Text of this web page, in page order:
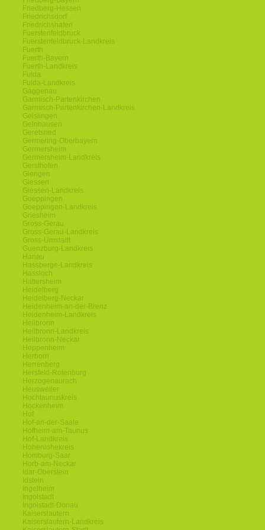
Friedberg-Hessen
Friedrichsdorf
Friedrichshafen
Fuerstenfeldbruck
Fuerstenfeldbruck-Landkreis
Fuerth
Fuerth-Bayern
Fuerth-Landkreis
Fulda
Fulda-Landkreis
Gaggenau
Garmisch-Partenkirchen
Garmisch-Partenkirchen-Landkreis
Geislingen
Gelnhausen
Geretsried
Germering-Oberbayern
Germersheim
Germersheim-Landkreis
Gersthofen
Giengen
Giessen
Giessen-Landkreis
Goeppingen
Goeppingen-Landkreis
Griesheim
Gross-Gerau
Gross-Gerau-Landkreis
Gross-Umstadt
Guenzburg-Landkreis
Hanau
Hassberge-Landkreis
Hassloch
Hattersheim
Heidelberg
Heidelberg-Neckar
Heidenheim-an-der-Brenz
Heidenheim-Landkreis
Heilbronn
Heilbronn-Landkreis
Heilbronn-Neckar
Heppenheim
Herborn
Herrenberg
Hersfeld-Rotenburg
Herzogenaurach
Heusweiler
Hochtaunuskreis
Hockenheim
Hof
Hof-an-der-Saale
Hofheim-am-Taunus
Hof-Landkreis
Hohenlohekreis
Homburg-Saar
Horb-am-Neckar
Idar-Oberstein
Idstein
Ingelheim
Ingolstadt
Ingolstadt-Donau
Kaiserslautern
Kaiserslautern-Landkreis